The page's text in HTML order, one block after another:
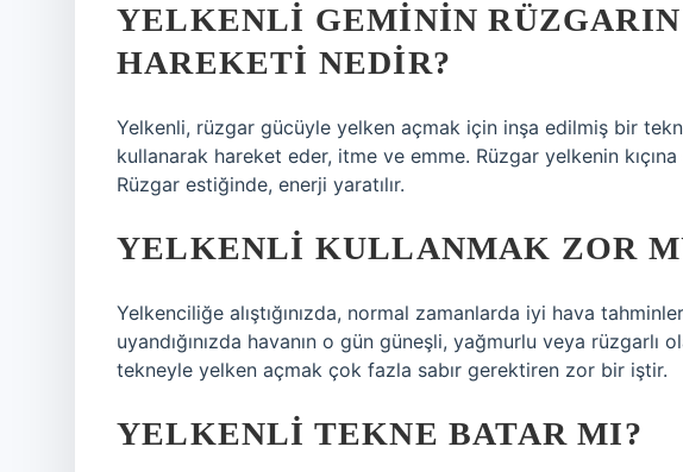
YELKENLI GEMININ
HAREKETI NEDIR?
Yelkenli, rüzgar gücüyle yelken açmak için inşa edilmiş bir
kullanarak hareket eder, itme ve emme. Rüzgar yelkenin
Rüzgar estiğinde, enerji yaratılır.
YELKENLI KULLANMAK ZOR
Yelkenciliğe alıştığınızda, normal zamanlarda iyi hava
uyandığınızda havanın o gün güneşli, yağmurlu veya rüzgarlı
tekneyle yelken açmak çok fazla sabır gerektiren zor bir iştir.
YELKENLI TEKNE BATAR MI?